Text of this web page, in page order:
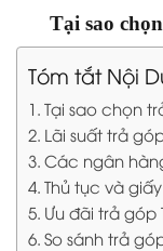
Tại sao
Tóm tắt Nội
Tại sao chọn
Lãi suất trả
Các ngân
Thủ tục và
Ưu đãi trả góp
So sánh trả